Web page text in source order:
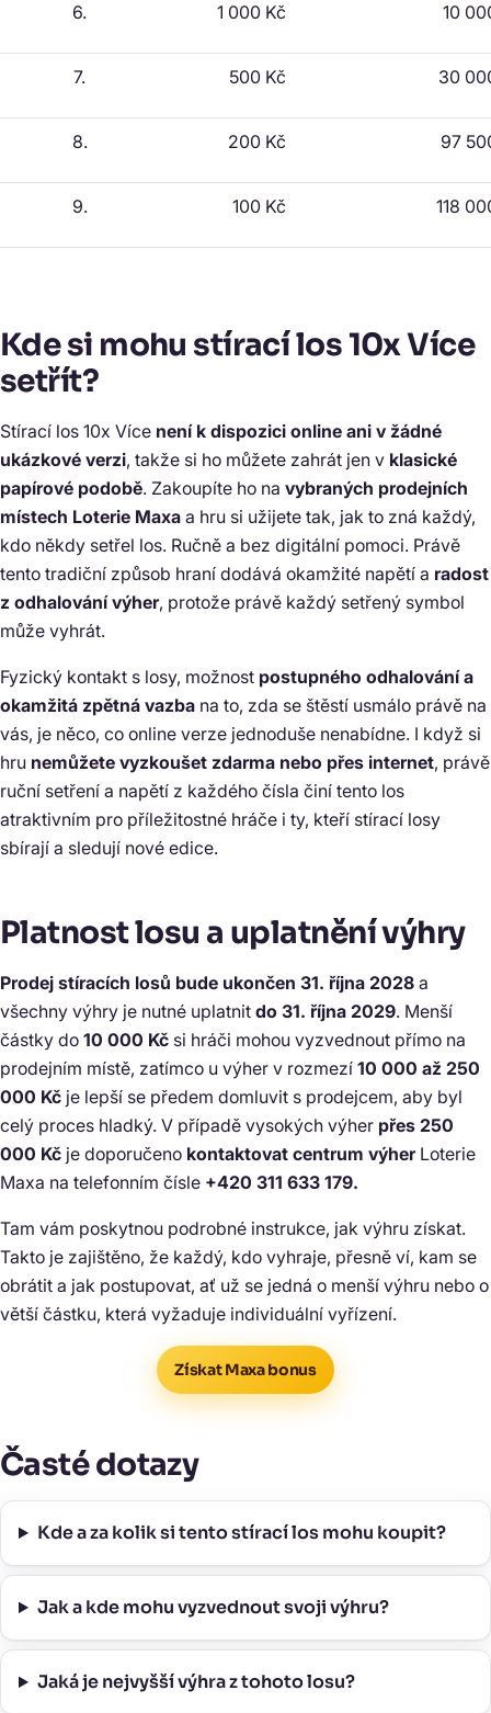
6. 1 000 Kč 10
7. 500 Kč 30
8. 200 Kč 97
9. 100 Kč 118
Kde si mohu stírací los 10x Více
setřít?
Stírací los 10x Více není k dispozici online ani v žádné
ukázkové verzi, takže si ho můžete zahrát jen v klasické
papírové podobě. Zakoupíte ho na vybraných prodejních
místech Loterie Maxa a hru si užijete tak, jak to zná každý,
kdo někdy setřel los. Ručně a bez digitální pomoci. Právě
tento tradiční způsob hraní dodává okamžité napětí a radost
z odhalování výher, protože právě každý setřený symbol
může vyhrát.
Fyzický kontakt s losy, možnost postupného odhalování a
okamžitá zpětná vazba na to, zda se štěstí usmálo právě na
vás, je něco, co online verze jednoduše nenabídne. I když si
hru nemůžete vyzkoušet zdarma nebo přes internet, právě
ruční setření a napětí z každého čísla činí tento los
atraktivním pro příležitostné hráče i ty, kteří stírací losy
sbírají a sledují nové edice.
Platnost losu a uplatnění výhry
Prodej stíracích losů bude ukončen 31. října 2028 a
všechny výhry je nutné uplatnit do 31. října 2029. Menší
částky do 10 000 Kč si hráči mohou vyzvednout přímo na
prodejním místě, zatímco u výher v rozmezí 10 000 až 250
000 Kč je lepší se předem domluvit s prodejcem, aby byl
celý proces hladký. V případě vysokých výher přes 250
000 Kč je doporučeno kontaktovat centrum výherLoterie
Maxa na telefonním čísle +420 311 633 179.
Tam vám poskytnou podrobné instrukce, jak výhru získat.
Takto je zajištěno, že každý, kdo vyhraje, přesně ví, kam se
obrátit a jak postupovat, ať už se jedná o menší výhru nebo o
větší částku, která vyžaduje individuální vyřízení.
Získat Maxa bonus
Časté dotazy
Kde a za kolik si tento stírací los mohu koupit?
Jak a kde mohu vyzvednout svoji výhru?
Jaká je nejvyšší výhra z tohoto losu?